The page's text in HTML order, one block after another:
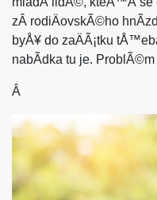
zÂ rodiÄovskÃ©ho
byÅ¥ do zaÄÃ¡tku
nabÃ­dka tu je. ProblÃ©m
Â